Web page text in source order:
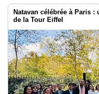
Natavan célébrée à Paris
de la Tour Eiffel